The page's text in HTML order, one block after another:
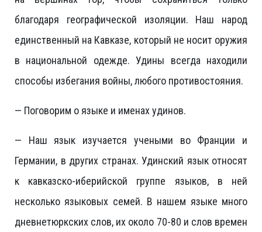
благодаря географической изоляции. Наш народ
единственный на Кавказе, который не носит оружия
в национальной одежде. Удины всегда находили
способы избегания войны, любого противостояния.
— Поговорим о языке и именах удинов.
— Наш язык изучается учеными во Франции и
Германии, в других странах. Удинский язык относят
к кавказско-иберийской группе языков, в ней
несколько языковых семей. В нашем языке много
дневнетюркских слов, их около 70-80 и слов времен